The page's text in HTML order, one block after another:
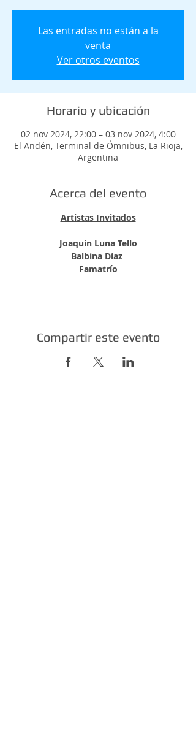
Las entradas no están a la
venta
Ver otros eventos
Horario y ubicación
02 nov 2024, 22:00 – 03 nov 2024, 4:00
El Andén, Terminal de Ómnibus, La Rioja,
Argentina
Acerca del evento
Artistas Invitados
Joaquín Luna Tello
Balbina Díaz
Famatrío
Compartir este evento